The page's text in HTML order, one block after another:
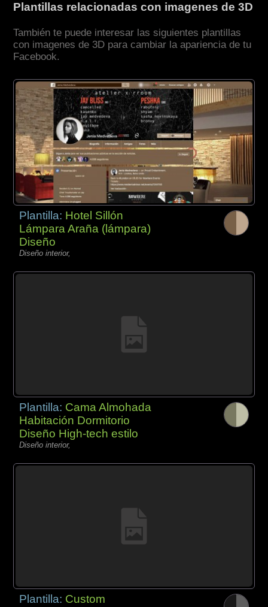
Plantillas relacionadas con imagenes de 3D
También te puede interesar las siguientes plantillas
con imagenes de 3D para cambiar la apariencia de tu
Facebook.
Plantilla: Hotel Sillón
Lámpara Araña (lámpara)
Diseño
Diseño interior,
Plantilla: Cama Almohada
Habitación Dormitorio
Diseño High-tech estilo
Diseño interior,
Plantilla: Custom